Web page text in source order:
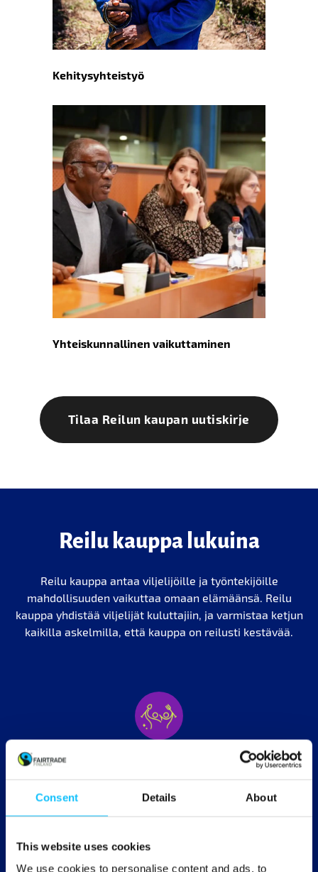
Consent Details About
This website uses cookies
We use cookies to personalise content and ads, to
Kehitysyhteistyö
Yhteiskunnallinen vaikuttaminen
Tilaa Reilun kaupan uutiskirje
Reilu kauppa lukuina
Reilu kauppa antaa viljelijöille ja työntekijöille
mahdollisuuden vaikuttaa omaan elämäänsä. Reilu
kauppa yhdistää viljelijät kuluttajiin, ja varmistaa ketjun
kaikilla askelmilla, että kauppa on reilusti kestävää.
Lähes 2 miljoonaa tuottajaa,